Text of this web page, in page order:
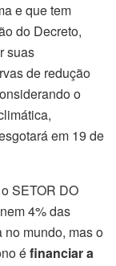
e que tem
do Decreto,
suas
de redução
o
em 19 de
SETOR DO
4% das
no mundo, mas o
éfinanciar a